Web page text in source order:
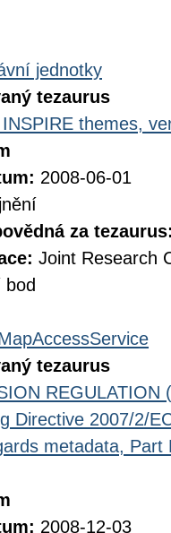
jednotky
tezaurus
themes,
2008-06-01
za
Joint Research
bod
tezaurus
REGULATION
Directive 2007/2/
metadata,
2008-12-03